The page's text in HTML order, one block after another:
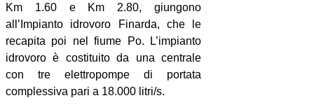
Km 1.60 e Km 2.80, giungono
all’Impianto idrovoro Finarda, che le
recapita poi nel fiume Po. L’impianto
idrovoro è costituito da una centrale
con tre elettropompe di portata
complessiva pari a 18.000 litri/s.